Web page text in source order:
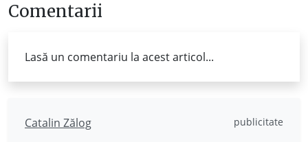
Comentarii
Lasă un comentariu la acest articol...
Catalin Zălog publicitate